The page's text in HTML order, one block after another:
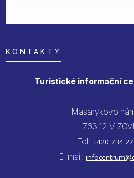
KONTAKTY
Turistické informační
Masarykovo
763 12
Tel: +420 734
E-mail: